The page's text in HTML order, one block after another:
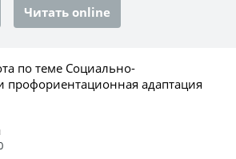
Читать online
по теме Социально-
профориентационная адаптация